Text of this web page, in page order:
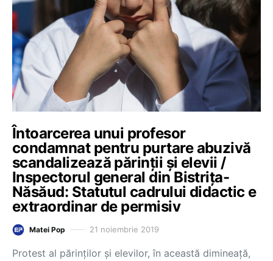
Întoarcerea unui profesor
condamnat pentru purtare abuzivă
scandalizează părinții și elevii /
Inspectorul general din Bistrița-
Năsăud: Statutul cadrului didactic e
extraordinar de permisiv
Matei Pop 21 noiembrie 2019
Protest al părinților și elevilor, în această dimineață,